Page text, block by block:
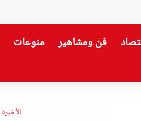
فن ومشاهير منوعات
الأخيرة